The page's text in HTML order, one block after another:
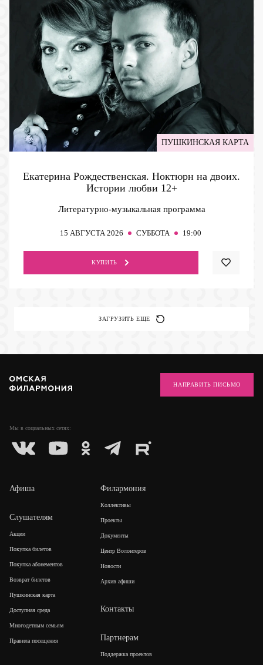
ПУШКИНСКАЯ КАРТА
Екатерина Рождественская. Ноктюрн на двоих.
Истории любви 12+
Литературно-музыкальная программа
15 АВГУСТА 2026 СУББОТА 19:00
КУПИТЬ
ЗАГРУЗИТЬ ЕЩЕ
Мы в социальных сетях:
НАПРАВИТЬ ПИСЬМО
Афиша
Слушателям
Акции
Покупка билетов
Покупка абонементов
Возврат билетов
Пушкинская карта
Доступная среда
Многодетным семьям
Правила посещения
Филармония
Коллективы
Проекты
Документы
Центр Волонтеров
Новости
Архив афиши
Контакты
Партнерам
Поддержка проектов